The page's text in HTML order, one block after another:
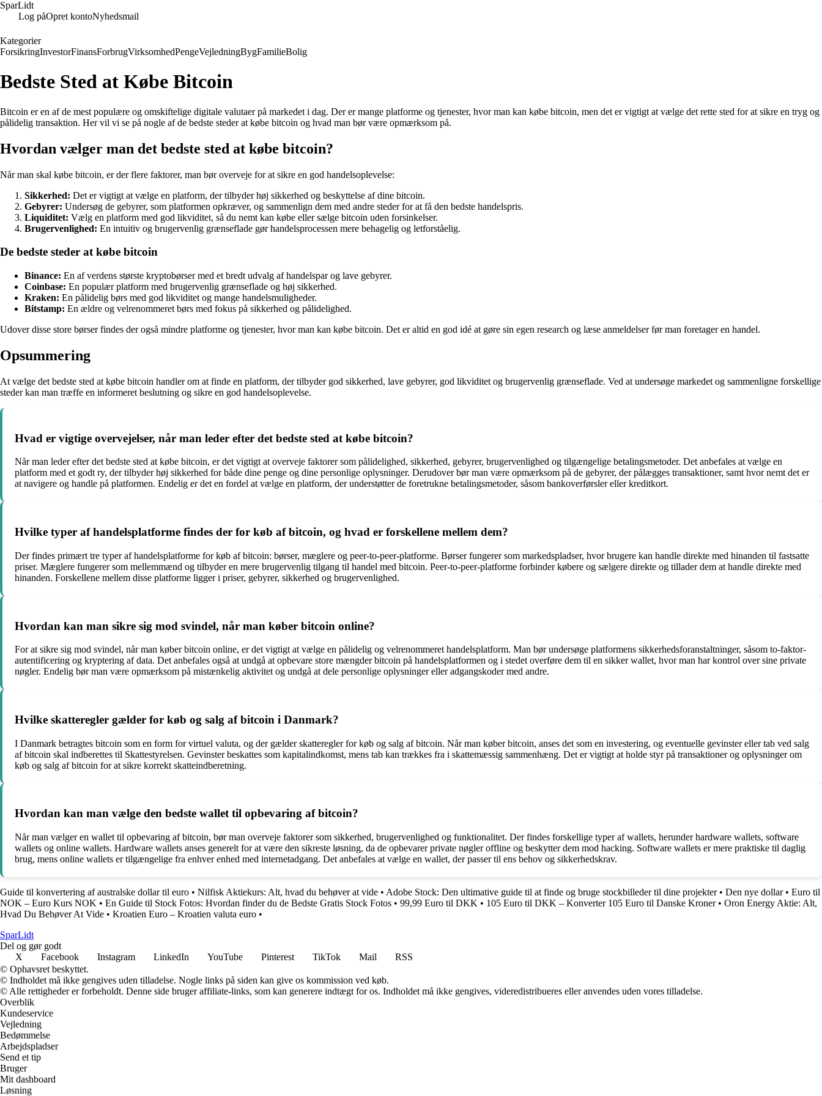
SparLidt
Log påOpret kontoNyhedsmail
Kategorier
ForsikringInvestorFinansForbrugVirksomhedPengeVejledningBygFamilieBolig
Bedste Sted at Købe Bitcoin
Bitcoin er en af de mest populære og omskiftelige digitale valutaer på markedet i dag. Der er mange platforme og tjenester, hvor man kan købe bitcoin, men det er vigtigt at vælge det rette sted for at sikre en tryg og
pålidelig transaktion. Her vil vi se på nogle af de bedste steder at købe bitcoin og hvad man bør være opmærksom på.
Hvordan vælger man det bedste sted at købe bitcoin?
Når man skal købe bitcoin, er der flere faktorer, man bør overveje for at sikre en god handelsoplevelse:
Sikkerhed: Det er vigtigt at vælge en platform, der tilbyder høj sikkerhed og beskyttelse af dine bitcoin.
Gebyrer: Undersøg de gebyrer, som platformen opkræver, og sammenlign dem med andre steder for at få den bedste handelspris.
Liquiditet: Vælg en platform med god likviditet, så du nemt kan købe eller sælge bitcoin uden forsinkelser.
Brugervenlighed: En intuitiv og brugervenlig grænseflade gør handelsprocessen mere behagelig og letforståelig.
De bedste steder at købe bitcoin
Binance: En af verdens største kryptobørser med et bredt udvalg af handelspar og lave gebyrer.
Coinbase: En populær platform med brugervenlig grænseflade og høj sikkerhed.
Kraken: En pålidelig børs med god likviditet og mange handelsmuligheder.
Bitstamp: En ældre og velrenommeret børs med fokus på sikkerhed og pålidelighed.
Udover disse store børser findes der også mindre platforme og tjenester, hvor man kan købe bitcoin. Det er altid en god idé at gøre sin egen research og læse anmeldelser før man foretager en handel.
Opsummering
At vælge det bedste sted at købe bitcoin handler om at finde en platform, der tilbyder god sikkerhed, lave gebyrer, god likviditet og brugervenlig grænseflade. Ved at undersøge markedet og sammenligne forskellige
steder kan man træffe en informeret beslutning og sikre en god handelsoplevelse.
Hvad er vigtige overvejelser, når man leder efter det bedste sted at købe bitcoin?
Når man leder efter det bedste sted at købe bitcoin, er det vigtigt at overveje faktorer som pålidelighed, sikkerhed, gebyrer, brugervenlighed og tilgængelige betalingsmetoder. Det anbefales at vælge en
platform med et godt ry, der tilbyder høj sikkerhed for både dine penge og dine personlige oplysninger. Derudover bør man være opmærksom på de gebyrer, der pålægges transaktioner, samt hvor nemt det er
at navigere og handle på platformen. Endelig er det en fordel at vælge en platform, der understøtter de foretrukne betalingsmetoder, såsom bankoverførsler eller kreditkort.
Hvilke typer af handelsplatforme findes der for køb af bitcoin, og hvad er forskellene mellem dem?
Der findes primært tre typer af handelsplatforme for køb af bitcoin: børser, mæglere og peer-to-peer-platforme. Børser fungerer som markedspladser, hvor brugere kan handle direkte med hinanden til fastsatte
priser. Mæglere fungerer som mellemmænd og tilbyder en mere brugervenlig tilgang til handel med bitcoin. Peer-to-peer-platforme forbinder købere og sælgere direkte og tillader dem at handle direkte med
hinanden. Forskellene mellem disse platforme ligger i priser, gebyrer, sikkerhed og brugervenlighed.
Hvordan kan man sikre sig mod svindel, når man køber bitcoin online?
For at sikre sig mod svindel, når man køber bitcoin online, er det vigtigt at vælge en pålidelig og velrenommeret handelsplatform. Man bør undersøge platformens sikkerhedsforanstaltninger, såsom to-faktor-
autentificering og kryptering af data. Det anbefales også at undgå at opbevare store mængder bitcoin på handelsplatformen og i stedet overføre dem til en sikker wallet, hvor man har kontrol over sine private
nøgler. Endelig bør man være opmærksom på mistænkelig aktivitet og undgå at dele personlige oplysninger eller adgangskoder med andre.
Hvilke skatteregler gælder for køb og salg af bitcoin i Danmark?
I Danmark betragtes bitcoin som en form for virtuel valuta, og der gælder skatteregler for køb og salg af bitcoin. Når man køber bitcoin, anses det som en investering, og eventuelle gevinster eller tab ved salg
af bitcoin skal indberettes til Skattestyrelsen. Gevinster beskattes som kapitalindkomst, mens tab kan trækkes fra i skattemæssig sammenhæng. Det er vigtigt at holde styr på transaktioner og oplysninger om
køb og salg af bitcoin for at sikre korrekt skatteindberetning.
Hvordan kan man vælge den bedste wallet til opbevaring af bitcoin?
Når man vælger en wallet til opbevaring af bitcoin, bør man overveje faktorer som sikkerhed, brugervenlighed og funktionalitet. Der findes forskellige typer af wallets, herunder hardware wallets, software
wallets og online wallets. Hardware wallets anses generelt for at være den sikreste løsning, da de opbevarer private nøgler offline og beskytter dem mod hacking. Software wallets er mere praktiske til daglig
brug, mens online wallets er tilgængelige fra enhver enhed med internetadgang. Det anbefales at vælge en wallet, der passer til ens behov og sikkerhedskrav.
Guide til konvertering af australske dollar til euro • Nilfisk Aktiekurs: Alt, hvad du behøver at vide • Adobe Stock: Den ultimative guide til at finde og bruge stockbilleder til dine projekter• Den nye dollar• Euro til
NOK – Euro Kurs NOK • En Guide til Stock Fotos: Hvordan finder du de Bedste Gratis Stock Fotos • 99,99 Euro til DKK • 105 Euro til DKK – Konverter 105 Euro til Danske Kroner• Oron Energy Aktie: Alt,
Hvad Du Behøver At Vide • Kroatien Euro – Kroatien valuta euro •
SparLidt
Del og gør godt
X
Facebook Instagram LinkedIn YouTube Pinterest TikTok Mail
RSS
© Ophavsret beskyttet.
© Indholdet må ikke gengives uden tilladelse. Nogle links på siden kan give os kommission ved køb.
© Alle rettigheder er forbeholdt. Denne side bruger affiliate-links, som kan generere indtægt for os. Indholdet må ikke gengives, videredistribueres eller anvendes uden vores tilladelse.
Overblik
Kundeservice
Vejledning
Bedømmelse
Arbejdspladser
Send et tip
Bruger
Mit dashboard
Løsning